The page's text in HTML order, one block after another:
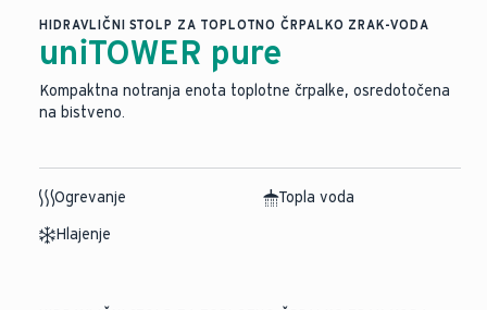
HIDRAVLIČNI STOLP ZA TOPLOTNO ČRPALKO ZRAK-VODA
uniTOWER pure
Kompaktna notranja enota toplotne črpalke, osredotočena
na bistveno.
Ogrevanje
Topla voda
Hlajenje